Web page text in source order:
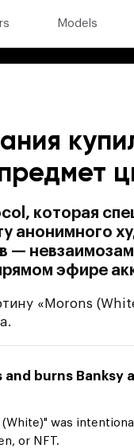
Models
которая
анонимного
—
эфире
«Morons
burns Banksy
was
or NFT.